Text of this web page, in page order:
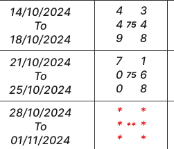
14/10/2024
To
18/10/2024
449 75348
21/10/2024
To
25/10/2024
700 75168
28/10/2024
To
01/11/2024
*** ** ***